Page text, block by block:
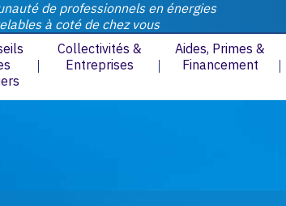
de professionnels en énergies
à coté de chez vous
Collectivités &
Entreprises
Aides, Primes &
Financement